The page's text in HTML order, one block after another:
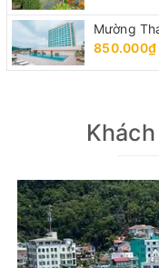
Mường
850.000₫